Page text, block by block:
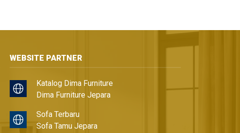
WEBSITE PARTNER
Katalog Dima Furniture
Dima Furniture Jepara
Sofa Terbaru
Sofa Tamu Jepara